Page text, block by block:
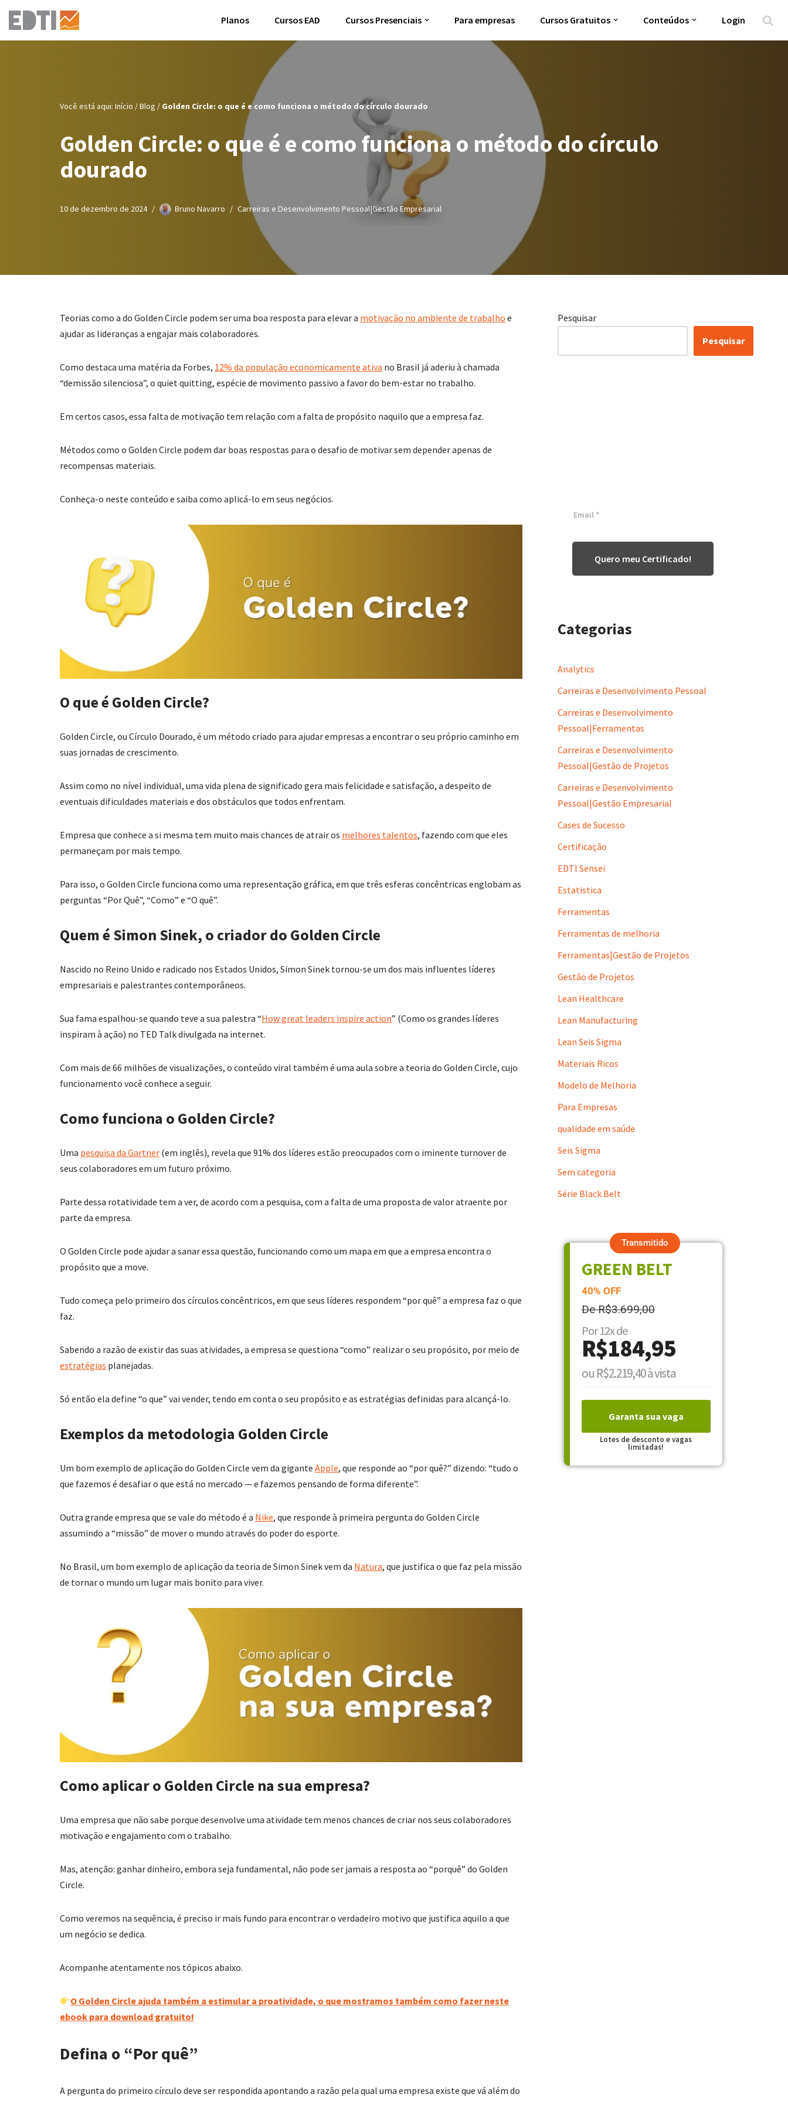
Pular
Planos Cursos EAD Cursos Presenciais Para empresas Cursos Gratuitos Conteúdos Login
Você está aqui: Início /Blog / Golden Circle: o que é e como funciona o método do círculo dourado
Golden Circle: o que é e como funciona o método do círculo
dourado
10 de dezembro de 2024 Bruno Navarro Carreiras e Desenvolvimento Pessoal|Gestão Empresarial
Teorias como a do Golden Circle podem ser uma boa resposta para elevar a motivação no ambiente de trabalho e
ajudar as lideranças a engajar mais colaboradores.
Como destaca uma matéria da Forbes, 12% da população economicamente ativa no Brasil já aderiu à chamada
“demissão silenciosa”, o quiet quitting, espécie de movimento passivo a favor do bem-estar no trabalho.
Em certos casos, essa falta de motivação tem relação com a falta de propósito naquilo que a empresa faz.
Métodos como o Golden Circle podem dar boas respostas para o desafio de motivar sem depender apenas de
recompensas materiais.
Conheça-o neste conteúdo e saiba como aplicá-lo em seus negócios.
O que é Golden Circle?
Golden Circle, ou Círculo Dourado, é um método criado para ajudar empresas a encontrar o seu próprio caminho em
suas jornadas de crescimento.
Assim como no nível individual, uma vida plena de significado gera mais felicidade e satisfação, a despeito de
eventuais dificuldades materiais e dos obstáculos que todos enfrentam.
Empresa que conhece a si mesma tem muito mais chances de atrair os melhores talentos, fazendo com que eles
permaneçam por mais tempo.
Para isso, o Golden Circle funciona como uma representação gráfica, em que três esferas concêntricas englobam as
perguntas “Por Quê”, “Como” e “O quê”.
Quem é Simon Sinek, o criador do Golden Circle
Nascido no Reino Unido e radicado nos Estados Unidos, Simon Sinek tornou-se um dos mais influentes líderes
empresariais e palestrantes contemporâneos.
Sua fama espalhou-se quando teve a sua palestra “How great leaders inspire action” (Como os grandes líderes
inspiram à ação) no TED Talk divulgada na internet.
Com mais de 66 milhões de visualizações, o conteúdo viral também é uma aula sobre a teoria do Golden Circle, cujo
funcionamento você conhece a seguir.
Como funciona o Golden Circle?
Uma pesquisa da Gartner (em inglês), revela que 91% dos líderes estão preocupados com o iminente turnover de
seus colaboradores em um futuro próximo.
Parte dessa rotatividade tem a ver, de acordo com a pesquisa, com a falta de uma proposta de valor atraente por
parte da empresa.
O Golden Circle pode ajudar a sanar essa questão, funcionando como um mapa em que a empresa encontra o
propósito que a move.
Tudo começa pelo primeiro dos círculos concêntricos, em que seus líderes respondem “por quê” a empresa faz o que
faz.
Sabendo a razão de existir das suas atividades, a empresa se questiona “como” realizar o seu propósito, por meio de
estratégias planejadas.
Só então ela define “o que” vai vender, tendo em conta o seu propósito e as estratégias definidas para alcançá-lo.
Exemplos da metodologia Golden Circle
Um bom exemplo de aplicação do Golden Circle vem da gigante Apple, que responde ao “por quê?” dizendo: “tudo o
que fazemos é desafiar o que está no mercado — e fazemos pensando de forma diferente”.
Outra grande empresa que se vale do método é a Nike, que responde à primeira pergunta do Golden Circle
assumindo a “missão” de mover o mundo através do poder do esporte.
No Brasil, um bom exemplo de aplicação da teoria de Simon Sinek vem da Natura, que justifica o que faz pela missão
de tornar o mundo um lugar mais bonito para viver.
Como aplicar o Golden Circle na sua empresa?
Uma empresa que não sabe porque desenvolve uma atividade tem menos chances de criar nos seus colaboradores
motivação e engajamento com o trabalho.
Mas, atenção: ganhar dinheiro, embora seja fundamental, não pode ser jamais a resposta ao “porquê” do Golden
Circle.
Como veremos na sequência, é preciso ir mais fundo para encontrar o verdadeiro motivo que justifica aquilo a que
um negócio se dedica.
Acompanhe atentamente nos tópicos abaixo.
O Golden Circle ajuda também a estimular a proatividade, o que mostramos também como fazer neste
ebook para download gratuito!
Defina o “Por quê”
A pergunta do primeiro círculo deve ser respondida apontando a razão pela qual uma empresa existe que vá além do
Pesquisar
Pesquisar
Quero meu Certificado!
Categorias
Analytics
Carreiras e Desenvolvimento Pessoal
Carreiras e Desenvolvimento
Pessoal|Ferramentas
Carreiras e Desenvolvimento
Pessoal|Gestão de Projetos
Carreiras e Desenvolvimento
Pessoal|Gestão Empresarial
Cases de Sucesso
Certificação
EDTI Sensei
Estatistica
Ferramentas
Ferramentas de melhoria
Ferramentas|Gestão de Projetos
Gestão de Projetos
Lean Healthcare
Lean Manufacturing
Lean Seis Sigma
Materiais Ricos
Modelo de Melhoria
Para Empresas
qualidade em saúde
Seis Sigma
Sem categoria
Série Black Belt
Transmitido
GREEN BELT
40% OFF
De R$3.699,00
Por 12x de
R$184,95
ou R$2.219,40 à vista
Garanta sua vaga
Lotes de desconto e vagas
limitadas!